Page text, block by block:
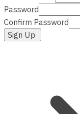
Password
Confirm Password
Sign Up